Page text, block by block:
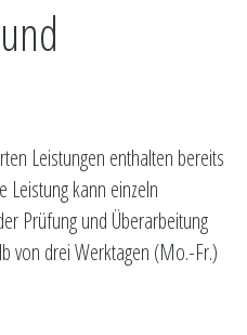
Leistungen enthalten bereits
Leistung kann einzeln
Prüfung und Überarbeitung
von drei Werktagen (Mo.-Fr.)